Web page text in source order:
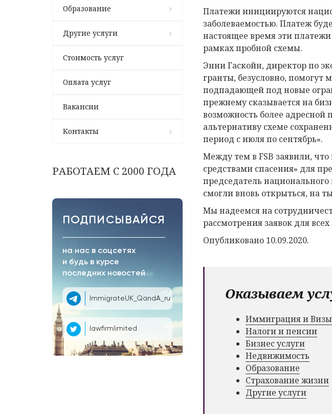
Образование
Другие услуги
Стоимость услуг
Оплата услуг
Вакансии
Контакты
РАБОТАЕМ С 2000 ГОДА
ПОДПИСЫВАЙСЯ
на нас в соцсетях
и будь в курсе
последних новостей
ImmigrateUK_QandA_ru
lawfirmlimited
Платежи инициируются
заболеваемостью. Платеж
настоящее время эти
рамках пробной схемы.
Энни Гаскойн, директор по
гранты, безусловно,
подпадающей под новые
прежнему сказывается на
возможность более
альтернативу схеме
период с июля по сентябрь».
Между тем в FSB заявили,
средствами спасения» для
председатель
смогли вновь открыться, на
Мы надеемся на
рассмотрения заявок для
Опубликовано 10.09.2020.
Оказываем
Иммиграция и Визы
Налоги и пенсии
Бизнес услуги
Недвижимость
Образование
Страхование жизни
Другие услуги